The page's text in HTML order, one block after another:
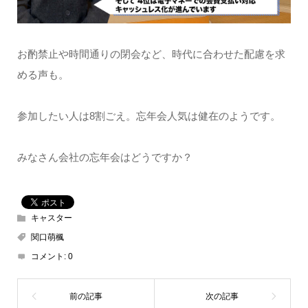
お酌禁止や時間通りの閉会など、時代に合わせた配慮を求
める声も。
参加したい人は8割ごえ。忘年会人気は健在のようです。
みなさん会社の忘年会はどうですか？
キャスター
関口萌楓
コメント: 0